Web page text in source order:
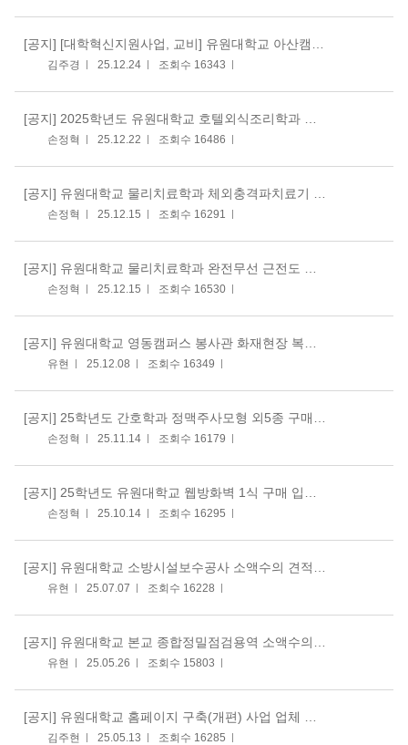
[공지] [대학혁신지원사업, 교비] 유원대학교 아산캠퍼스 데스크톱 컴퓨터 SET, 모니터, PC메모리 구매 입찰공고
김주경 25.12.24 조회수 16343
[공지] 2025학년도 유원대학교 호텔외식조리학과 데크오븐 및 커피머신 구매 전자입찰공고의 건
손정혁 25.12.22 조회수 16486
[공지] 유원대학교 물리치료학과 체외충격파치료기 구매 입찰공고의 건
손정혁 25.12.15 조회수 16291
[공지] 유원대학교 물리치료학과 완전무선 근전도 및 동작분석 시스템 구매 입찰공고의 건
손정혁 25.12.15 조회수 16530
[공지] 유원대학교 영동캠퍼스 봉사관 화재현장 복구 및 리모델링 공사
유현 25.12.08 조회수 16349
[공지] 25학년도 간호학과 정맥주사모형 외5종 구매 입찰공고
손정혁 25.11.14 조회수 16179
[공지] 25학년도 유원대학교 웹방화벽 1식 구매 입찰공고
손정혁 25.10.14 조회수 16295
[공지] 유원대학교 소방시설보수공사 소액수의 견적제출공고
유현 25.07.07 조회수 16228
[공지] 유원대학교 본교 종합정밀점검용역 소액수의 견적제출
유현 25.05.26 조회수 15803
[공지] 유원대학교 홈페이지 구축(개편) 사업 업체 선정 입찰 공고
김주현 25.05.13 조회수 16285